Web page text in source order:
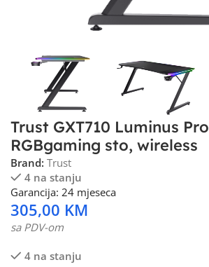
Trust GXT710 Luminus Pro
RGBgaming sto, wireless
Brand: Trust
4 na stanju
Garancija: 24 mjeseca
305,00 KM
sa PDV-om
4 na stanju